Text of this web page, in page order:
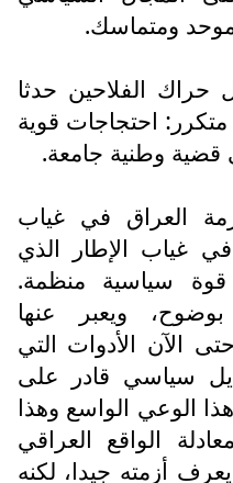
ومتماسك.
حراك الفلاحين حدثا
احتجاجات قوية
قضية وطنية جامعة.
العراق في غياب
غياب الإطار الذي
سياسية منظمة.
ويعبر عنها
الآن الأدوات التي
سياسي قادر على
الوعي الواسع وهذا
الواقع العراقي
أزمته جيدا، لكنه